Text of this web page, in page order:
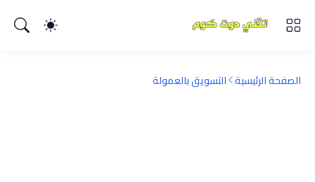
الصفحة الرئيسية التسويق بالعمولة